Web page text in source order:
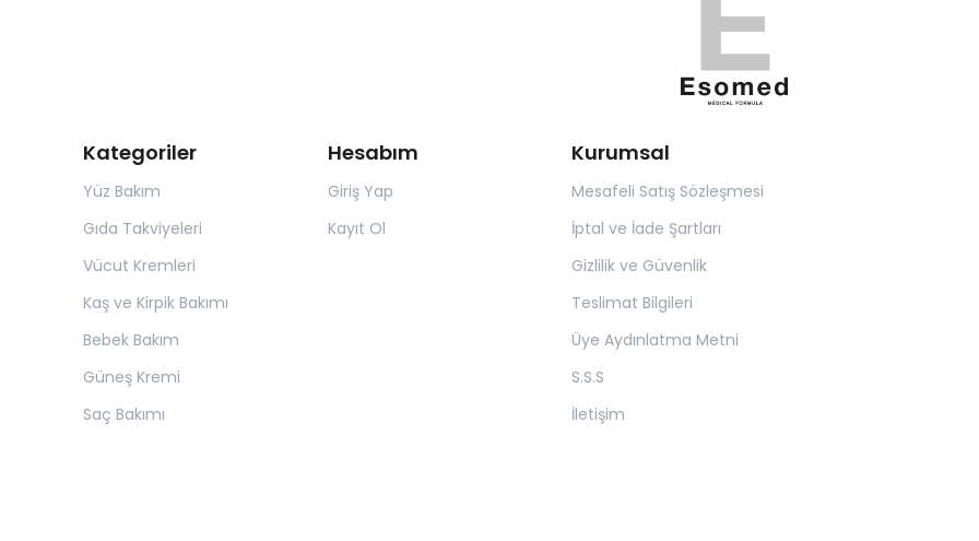
Kategoriler
Yüz Bakım
Gıda Takviyeleri
Vücut Kremleri
Kaş ve Kirpik Bakımı
Bebek Bakım
Güneş Kremi
Saç Bakımı
Hesabım
Giriş Yap
Kayıt Ol
Kurumsal
Mesafeli Satış Sözleşmesi
İptal ve İade Şartları
Gizlilik ve Güvenlik
Teslimat Bilgileri
Üye Aydınlatma Metni
S.S.S
İletişim